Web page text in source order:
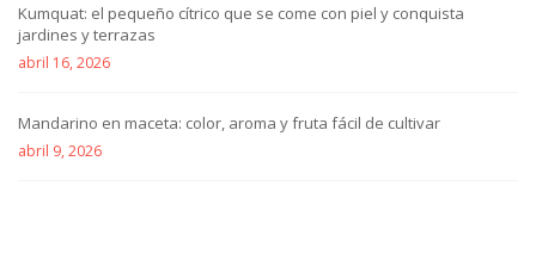
Kumquat: el pequeño cítrico que se come con piel y conquista
jardines y terrazas
abril 16, 2026
Mandarino en maceta: color, aroma y fruta fácil de cultivar
abril 9, 2026